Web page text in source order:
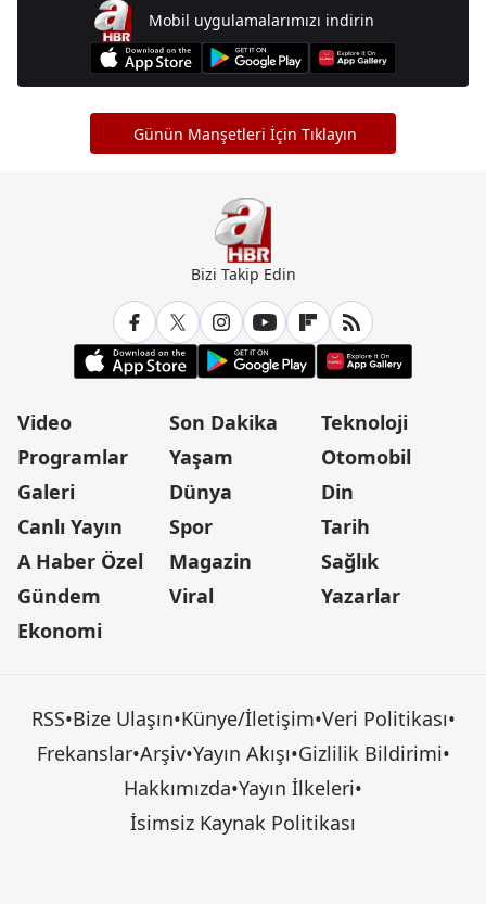
Mobil uygulamalarımızı indirin
Günün Manşetleri İçin Tıklayın
Bizi Takip Edin
Video
Programlar
Galeri
Canlı Yayın
A Haber Özel
Gündem
Ekonomi
Son Dakika
Yaşam
Dünya
Spor
Magazin
Viral
Teknoloji
Otomobil
Din
Tarih
Sağlık
Yazarlar
RSS•Bize Ulaşın•Künye/İletişim•Veri Politikası•
Frekanslar•Arşiv•Yayın Akışı•Gizlilik Bildirimi•
Hakkımızda•Yayın İlkeleri•
İsimsiz Kaynak Politikası